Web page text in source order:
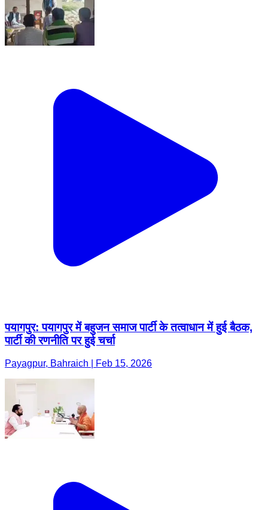
पयागपुर: पयागपुर में बहुजन समाज पार्टी के तत्वाधान में हुई बैठक,
पार्टी की रणनीति पर हुई चर्चा
Payagpur, Bahraich | Feb 15, 2026